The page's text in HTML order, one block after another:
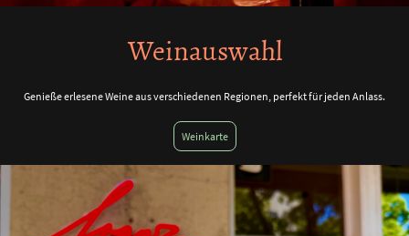
Weinauswahl
Genieße erlesene Weine aus verschiedenen Regionen, perfekt für jeden Anlass.
Weinkarte